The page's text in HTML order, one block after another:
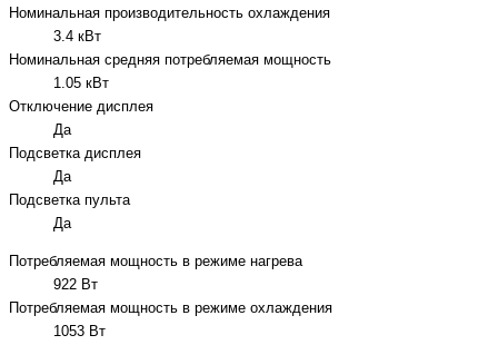
Номинальная производительность охлаждения
3.4 кВт
Номинальная средняя потребляемая мощность
1.05 кВт
Отключение дисплея
Да
Подсветка дисплея
Да
Подсветка пульта
Да
Потребляемая мощность в режиме нагрева
922 Вт
Потребляемая мощность в режиме охлаждения
1053 Вт